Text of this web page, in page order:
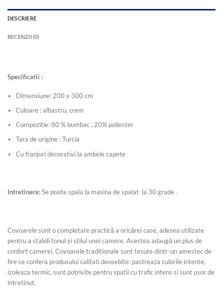
DESCRIERE
RECENZII (0)
Specificatii :
Dimensiune: 200 x 300 cm
Culoare : albastru, crem
Compozitie: 80 % bumbac , 20% poliester
Tara de origine : Turcia
Cu franjuri decorativi la ambele capete
Intretinere:Se poate spala la masina de spalat la 30 grade .
Covoarele sunt o completare practică a oricărei case, adesea utilizate
pentru a stabili tonul și stilul unei camere. Acestea adaugă un plus de
confort camerei. Covoarele traditionale sunt tesute dintr-un amestec de
fire ce confera produsului calitati deosebite: pastreaza culorile intente,
izoleaza termic, sunt potrivite pentru spatii cu trafic intens si sunt usor de
intretinut.